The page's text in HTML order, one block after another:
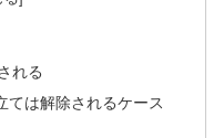
れる
ては解除されるケース